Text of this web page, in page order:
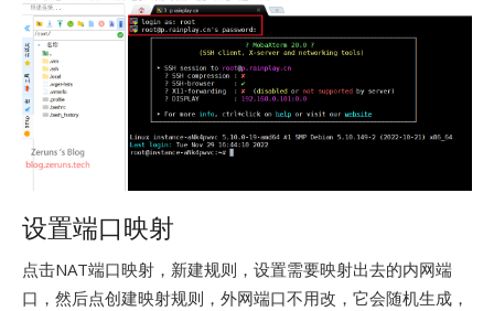
设置端口映射
点击NAT端口映射，新建规则，设置需要映射出去的内网端
口，然后点创建映射规则，外网端口不用改，它会随机生成，